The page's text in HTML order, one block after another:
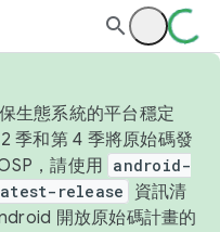
生態系統的平台穩定
季和第 4 季將原始碼發
，請使用 android-
release
資訊清
開放原始碼計畫的